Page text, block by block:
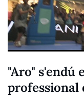
"Aro" s'endú
professional